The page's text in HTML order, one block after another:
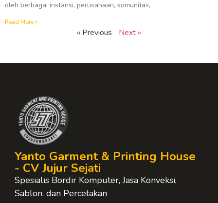
oleh berbagai instansi, perusahaan, komunitas,
Read More »
« Previous Next »
Yanto Garment & Printing House
- CV Jujur Sejati
Spesialis Bordir Komputer, Jasa Konveksi,
Sablon, dan Percetakan